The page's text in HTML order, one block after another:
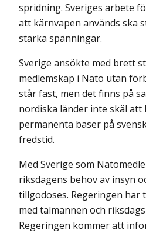
spridning. Sveriges arbete
att kärnvapen används ska
starka spänningar.
Sverige ansökte med brett
medlemskap i Nato utan
står fast, men det finns på
nordiska länder inte skäl att
permanenta baser på
fredstid.
Med Sverige som
riksdagens behov av insyn
tillgodoses. Regeringen har
med talmannen och
Regeringen kommer att